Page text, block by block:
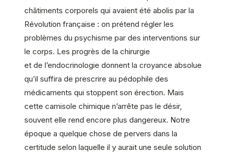
châtiments corporels qui avaient été abolis par la
Révolution française : on prétend régler les
problèmes du psychisme par des interventions sur
le corps. Les progrès de la chirurgie
et de l’endocrinologie donnent la croyance absolue
qu’il suffira de prescrire au pédophile des
médicaments qui stoppent son érection. Mais
cette camisole chimique n’arrête pas le désir,
souvent elle rend encore plus dangereux. Notre
époque a quelque chose de pervers dans la
certitude selon laquelle il y aurait une seule solution